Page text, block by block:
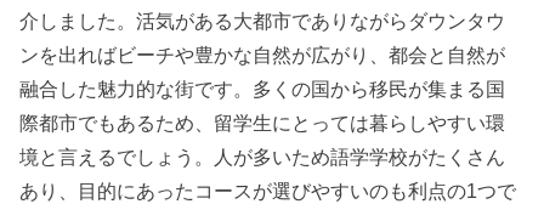
介しました。活気がある大都市でありながらダウンタウ
ンを出ればビーチや豊かな自然が広がり、都会と自然が
融合した魅力的な街です。多くの国から移民が集まる国
際都市でもあるため、留学生にとっては暮らしやすい環
境と言えるでしょう。人が多いため語学学校がたくさん
あり、目的にあったコースが選びやすいのも利点の1つで